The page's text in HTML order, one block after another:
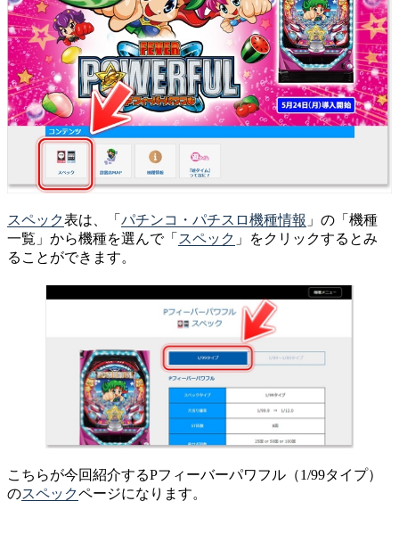
スペック表は、「パチンコ・パチスロ機種情報 」の「機種
一覧」から機種を選んで「 スペック 」をクリックするとみ
ることができます。
こちらが今回紹介するPフィーバーパワフル（1/99タイプ）
のスペックページになります。